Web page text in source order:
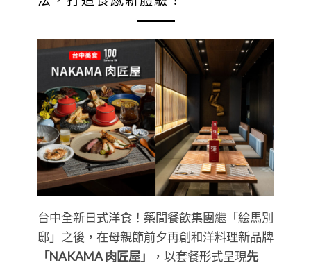
台中全新日式洋食！築間餐飲集團繼「絵馬別
邸」之後，在母親節前夕再創和洋料理新品牌
「NAKAMA 肉匠屋」
，以套餐形式呈現先